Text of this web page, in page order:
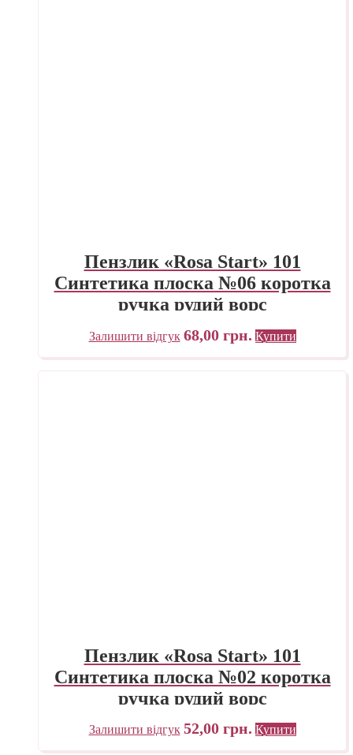
Пензлик «Rosa Start» 101
Синтетика плоска №06 коротка
ручка рудий ворс
Залишити відгук 68,00 грн. Купити
Пензлик «Rosa Start» 101
Синтетика плоска №02 коротка
ручка рудий ворс
Залишити відгук 52,00 грн. Купити